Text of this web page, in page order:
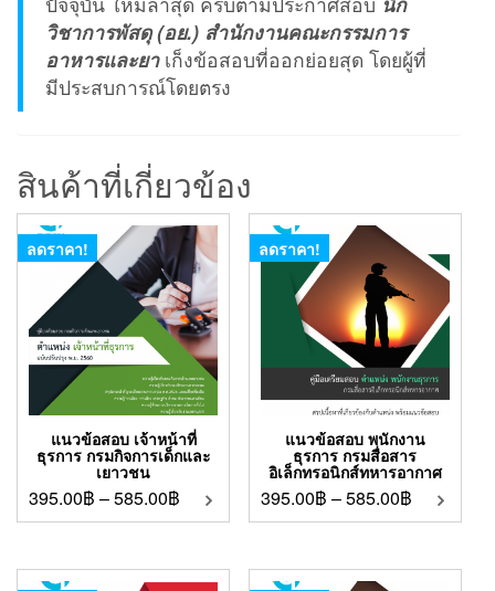
วิชาการพัสดุ (อย.) สำนักงานคณะกรรมการ
อาหารและยา เก็งข้อสอบที่ออกย่อยสุด โดยผู้ที่
มีประสบการณ์โดยตรง
สินค้าที่เกี่ยวข้อง
ลดราคา!
แนวข้อสอบ เจ้าหน้าที่
ธุรการ กรมกิจการเด็กและ
เยาวชน
395.00฿ –585.00฿
ลดราคา!
แนวข้อสอบ พนักงาน
ธุรการ กรมสื่อสาร
อิเล็กทรอนิกส์ทหารอากาศ
395.00฿ –585.00฿